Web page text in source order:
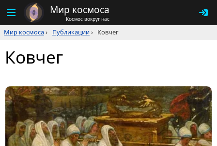
Мир космоса
Космос вокруг нас
Мир космоса› Публикации› Ковчег
Ковчег